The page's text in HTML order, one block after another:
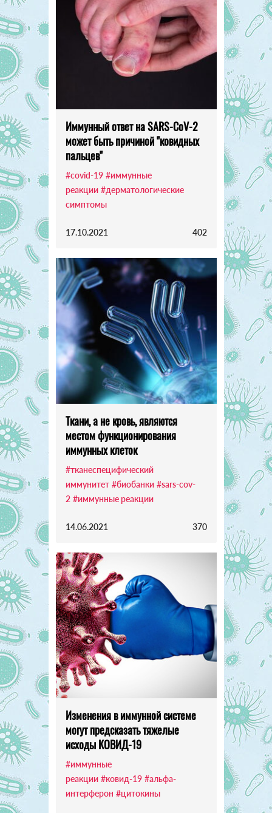
Иммунный ответ на SARS-CoV-2
может быть причиной "ковидных
пальцев"
#covid-19 #иммунные
реакции #дерматологические
симптомы
17.10.2021 402
Ткани, а не кровь, являются
местом функционирования
иммунных клеток
#тканеспецифический
иммунитет #биобанки #sars-cov-
2 #иммунные реакции
14.06.2021 370
Изменения в иммунной системе
могут предсказать тяжелые
исходы КОВИД-19
#иммунные
реакции #ковид-19 #альфа-
интерферон #цитокины